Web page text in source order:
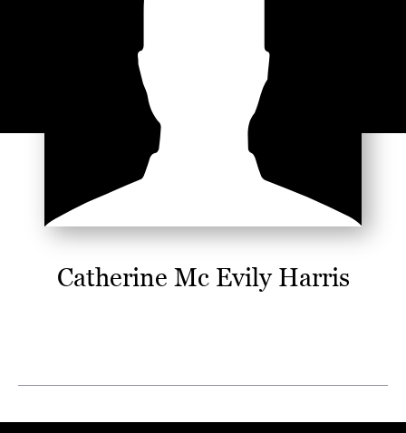
Catherine Mc Evily Harris